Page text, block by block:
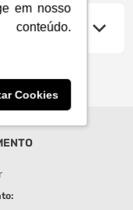
em nosso
Cookies